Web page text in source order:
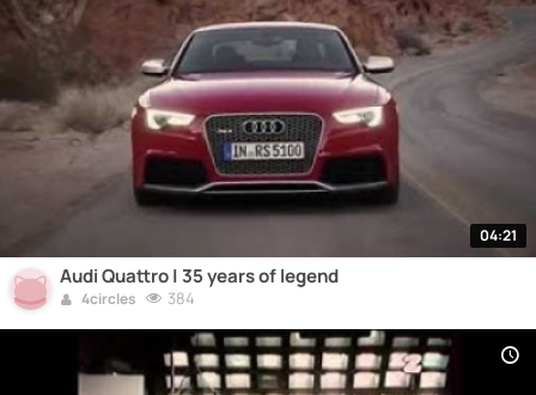
04:21
Audi Quattro | 35 years of legend
4circles 384